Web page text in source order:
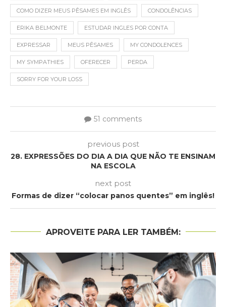
COMO DIZER MEUS PÊSAMES EM INGLÊS CONDOLÊNCIAS
ERIKA BELMONTE ESTUDAR INGLES POR CONTA
EXPRESSAR MEUS PÊSAMES MY CONDOLENCES
MY SYMPATHIES OFERECER PERDA
SORRY FOR YOUR LOSS
51 comments
previous post
28. EXPRESSÕES DO DIA A DIA QUE NÃO TE ENSINAM
NA ESCOLA
next post
Formas de dizer “colocar panos quentes” em inglês!
APROVEITE PARA LER TAMBÉM: